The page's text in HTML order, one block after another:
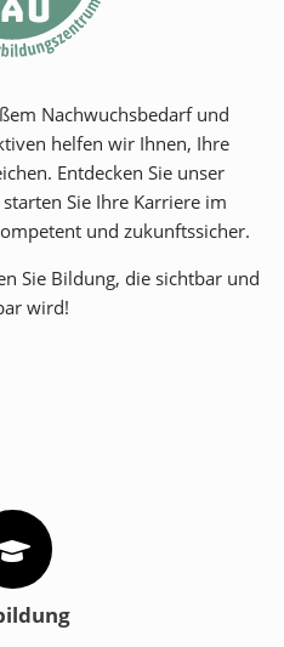
Nachwuchsbedarf und
helfen wir Ihnen, Ihre
Entdecken Sie unser
Sie Ihre Karriere im
und zukunftssicher.
Sie Bildung, die sichtbar und
wird!